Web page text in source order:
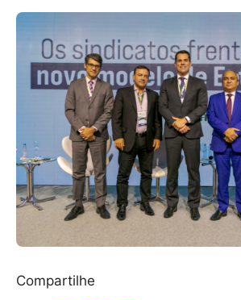
Compartilhe